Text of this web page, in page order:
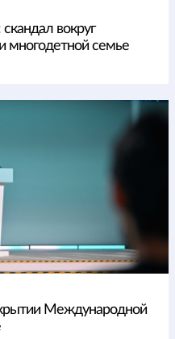
вокруг
многодетной семье
Международной